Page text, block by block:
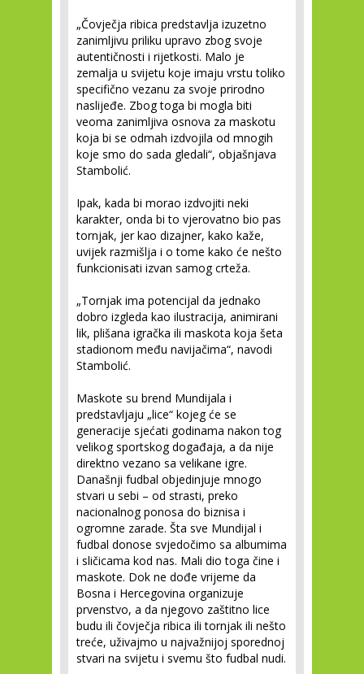
„Čovječja ribica predstavlja izuzetno
zanimljivu priliku upravo zbog svoje
autentičnosti i rijetkosti. Malo je
zemalja u svijetu koje imaju vrstu toliko
specifično vezanu za svoje prirodno
naslijeđe. Zbog toga bi mogla biti
veoma zanimljiva osnova za maskotu
koja bi se odmah izdvojila od mnogih
koje smo do sada gledali“, objašnjava
Stambolić.
Ipak, kada bi morao izdvojiti neki
karakter, onda bi to vjerovatno bio pas
tornjak, jer kao dizajner, kako kaže,
uvijek razmišlja i o tome kako će nešto
funkcionisati izvan samog crteža.
„Tornjak ima potencijal da jednako
dobro izgleda kao ilustracija, animirani
lik, plišana igračka ili maskota koja šeta
stadionom među navijačima“, navodi
Stambolić.
Maskote su brend Mundijala i
predstavljaju „lice“ kojeg će se
generacije sjećati godinama nakon tog
velikog sportskog događaja, a da nije
direktno vezano sa velikane igre.
Današnji fudbal objedinjuje mnogo
stvari u sebi – od strasti, preko
nacionalnog ponosa do biznisa i
ogromne zarade. Šta sve Mundijal i
fudbal donose svjedočimo sa albumima
i sličicama kod nas. Mali dio toga čine i
maskote. Dok ne dođe vrijeme da
Bosna i Hercegovina organizuje
prvenstvo, a da njegovo zaštitno lice
budu ili čovječja ribica ili tornjak ili nešto
treće, uživajmo u najvažnijoj sporednoj
stvari na svijetu i svemu što fudbal nudi.